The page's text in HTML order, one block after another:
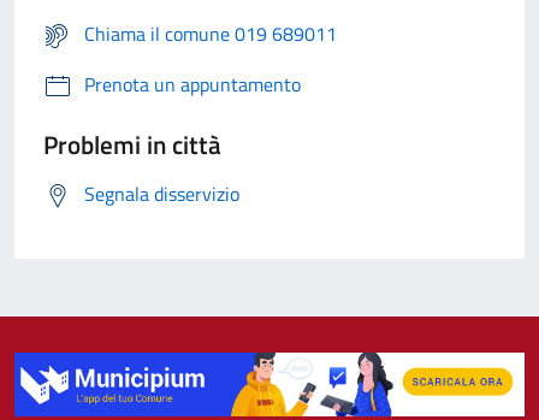
Chiama il comune 019 689011
Prenota un appuntamento
Problemi in città
Segnala disservizio